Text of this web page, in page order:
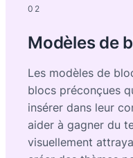
02
Modèles de
Les modèles de
blocs préconçues
insérer dans leur
aider à gagner du
visuellement